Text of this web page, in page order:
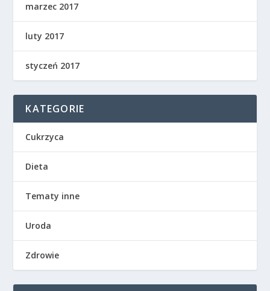
marzec 2017
luty 2017
styczeń 2017
KATEGORIE
Cukrzyca
Dieta
Tematy inne
Uroda
Zdrowie